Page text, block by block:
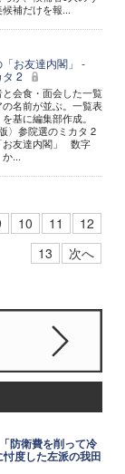
補だけを報...
お友達内閣」 -
タ 2
会食・面会した一覧
名前が並ぶ。一覧表
基に編集部作成。
〉参院選のミカタ 2
お友達内閣」 数字
...
10 11
12
13
次へ
防衛費を削って冷
度した左派の我田